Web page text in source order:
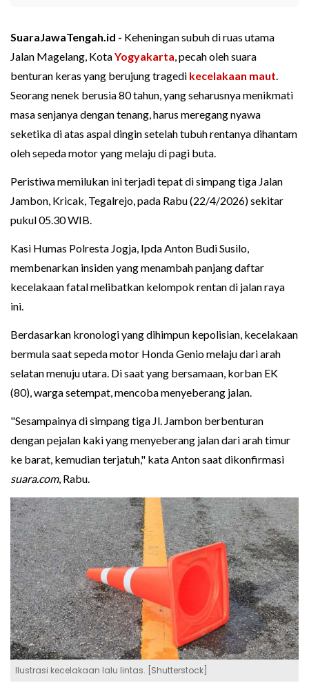
SuaraJawaTengah.id - Keheningan subuh di ruas utama
Jalan Magelang, KotaYogyakarta, pecah oleh suara
benturan keras yang berujung tragedi kecelakaan maut.
Seorang nenek berusia 80 tahun, yang seharusnya menikmati
masa senjanya dengan tenang, harus meregang nyawa
seketika di atas aspal dingin setelah tubuh rentanya dihantam
oleh sepeda motor yang melaju di pagi buta.
Peristiwa memilukan ini terjadi tepat di simpang tiga Jalan
Jambon, Kricak, Tegalrejo, pada Rabu (22/4/2026) sekitar
pukul 05.30 WIB.
Kasi Humas Polresta Jogja, Ipda Anton Budi Susilo,
membenarkan insiden yang menambah panjang daftar
kecelakaan fatal melibatkan kelompok rentan di jalan raya
ini.
Berdasarkan kronologi yang dihimpun kepolisian, kecelakaan
bermula saat sepeda motor Honda Genio melaju dari arah
selatan menuju utara. Di saat yang bersamaan, korban EK
(80), warga setempat, mencoba menyeberang jalan.
"Sesampainya di simpang tiga Jl. Jambon berbenturan
dengan pejalan kaki yang menyeberang jalan dari arah timur
ke barat, kemudian terjatuh," kata Anton saat dikonfirmasi
suara.com, Rabu.
Ilustrasi kecelakaan lalu lintas. [Shutterstock]